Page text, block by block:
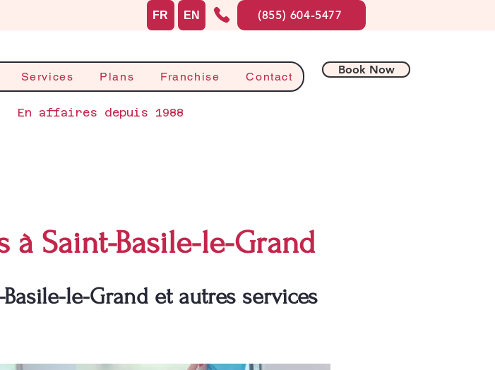
Services Plans Franchise Contact
Book Now
En affaires depuis 1988
FR EN (855) 604-5477
à Saint-Basile-le-Grand
le-Grand et autres services